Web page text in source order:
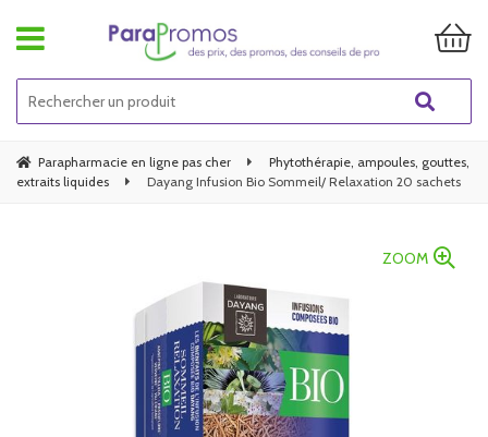
Parapharmacie en ligne pas cher
Phytothérapie, ampoules, gouttes,
extraits liquides
Dayang Infusion Bio Sommeil/ Relaxation 20 sachets
ZOOM